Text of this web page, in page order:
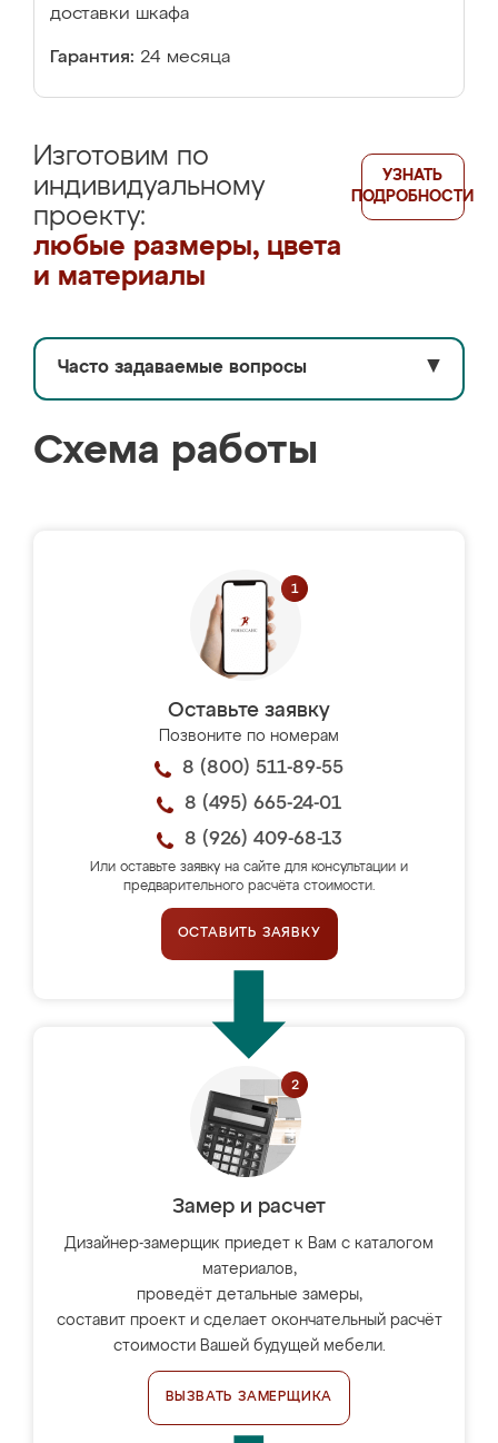
доставки шкафа
Гарантия: 24 месяца
Изготовим по
индивидуальному
проекту:
любые размеры, цвета
и материалы
УЗНАТЬ
ПОДРОБНОСТИ
Часто задаваемые вопросы ▼
Схема работы
Оставьте заявку
Позвоните по номерам
8 (800) 511-89-55
8 (495) 665-24-01
8 (926) 409-68-13
Или оставьте заявку на сайте для консультации и
предварительного расчёта стоимости.
ОСТАВИТЬ ЗАЯВКУ
Замер и расчет
Дизайнер-замерщик приедет к Вам с каталогом
материалов,
проведёт детальные замеры,
составит проект и сделает окончательный расчёт
стоимости Вашей будущей мебели.
ВЫЗВАТЬ ЗАМЕРЩИКА